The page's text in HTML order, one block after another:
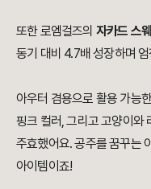
또한 로엠걸즈의 자카드 스
동기 대비 4.7배 성장하며
아우터 겸용으로 활용 가능
핑크 컬러, 그리고 고양이와
주효했어요. 공주를 꿈꾸는
아이템이죠!